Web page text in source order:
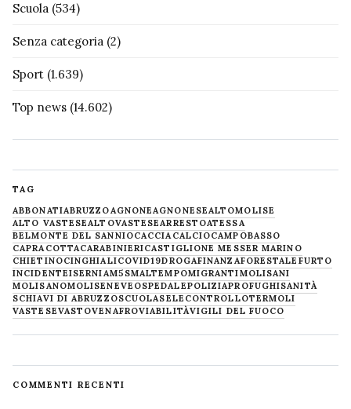
Scuola (534)
Senza categoria (2)
Sport (1.639)
Top news (14.602)
TAG
ABBONATIABRUZZOAGNONEAGNONESEALTOMOLISE
ALTO VASTESEALTOVASTESEARRESTOATESSA
BELMONTE DEL SANNIOCACCIACALCIOCAMPOBASSO
CAPRACOTTACARABINIERICASTIGLIONE MESSER MARINO
CHIETINOCINGHIALICOVID19DROGAFINANZAFORESTALE FURTO
INCIDENTEISERNIAM5SMALTEMPOMIGRANTIMOLISANI
MOLISANOMOLISENEVE OSPEDALEPOLIZIAPROFUGHISANITÀ
SCHIAVI DI ABRUZZOSCUOLASELECONTROLLOTERMOLI
VASTESEVASTOVENAFROVIABILITÀVIGILI DEL FUOCO
COMMENTI RECENTI